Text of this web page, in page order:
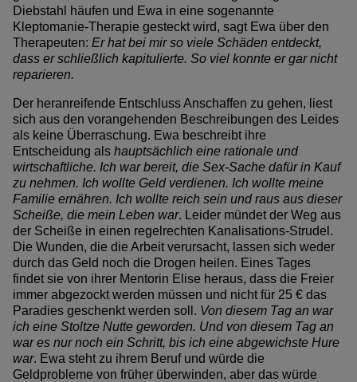
Diebstahl häufen und Ewa in eine sogenannte
Kleptomanie-Therapie gesteckt wird, sagt Ewa über den
Therapeuten: Er hat bei mir so viele Schäden entdeckt,
dass er schließlich kapitulierte. So viel konnte er gar nicht
reparieren.
Der heranreifende Entschluss Anschaffen zu gehen, liest
sich aus den vorangehenden Beschreibungen des Leides
als keine Überraschung. Ewa beschreibt ihre
Entscheidung als hauptsächlich eine rationale und
wirtschaftliche. Ich war bereit, die Sex-Sache dafür in Kauf
zu nehmen. Ich wollte Geld verdienen. Ich wollte meine
Familie ernähren. Ich wollte reich sein und raus aus dieser
Scheiße, die mein Leben war. Leider mündet der Weg aus
der Scheiße in einen regelrechten Kanalisations-Strudel.
Die Wunden, die die Arbeit verursacht, lassen sich weder
durch das Geld noch die Drogen heilen. Eines Tages
findet sie von ihrer Mentorin Elise heraus, dass die Freier
immer abgezockt werden müssen und nicht für 25 € das
Paradies geschenkt werden soll. Von diesem Tag an war
ich eine Stoltze Nutte geworden. Und von diesem Tag an
war es nur noch ein Schritt, bis ich eine abgewichste Hure
war. Ewa steht zu ihrem Beruf und würde die
Geldprobleme von früher überwinden, aber das würde